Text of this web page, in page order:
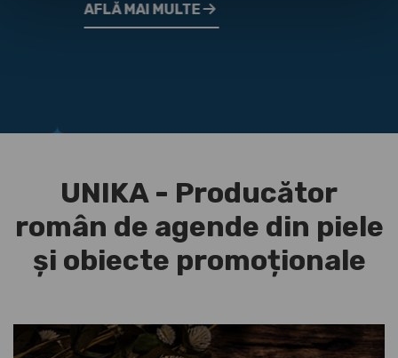
AFLĂ MAI MULTE
UNIKA - Producător
român de agende din piele
și obiecte promoționale